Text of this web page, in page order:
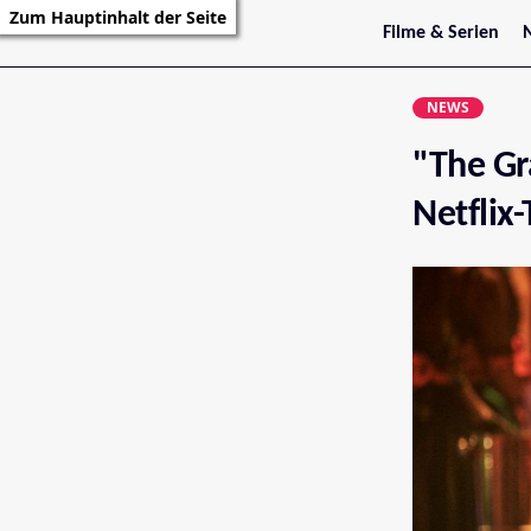
Zum Hauptinhalt der Seite
Filme & Serien
Trailer
Filmarchiv
NEWS
"The